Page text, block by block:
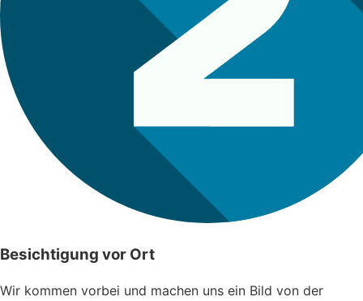
Besichtigung vor Ort
Wir kommen vorbei und machen uns ein Bild von der